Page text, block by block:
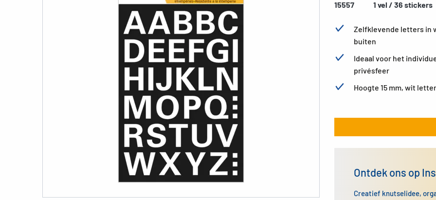
15557
1 vel / 36 stickers
Zelfklevende letters in
buiten
Ideaal voor het
privésfeer
Hoogte 15 mm, wit
Ontdek ons op
Creatief knutselidee,